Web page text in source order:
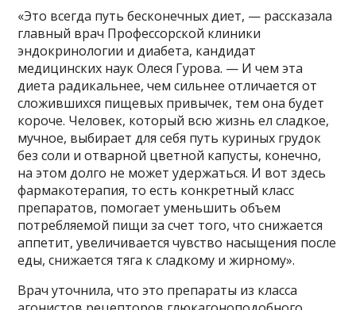
«Это всегда путь бесконечных диет, — рассказала
главный врач Профессорской клиники
эндокринологии и диабета, кандидат
медицинских наук Олеся Гурова. — И чем эта
диета радикальнее, чем сильнее отличается от
сложившихся пищевых привычек, тем она будет
короче. Человек, который всю жизнь ел сладкое,
мучное, выбирает для себя путь куриных грудок
без соли и отварной цветной капусты, конечно,
на этом долго не может удержаться. И вот здесь
фармакотерапия, то есть конкретный класс
препаратов, помогает уменьшить объем
потребляемой пищи за счет того, что снижается
аппетит, увеличивается чувство насыщения после
еды, снижается тяга к сладкому и жирному».
Врач уточнила, что это препараты из класса